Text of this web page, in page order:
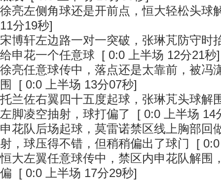
徐亮左侧角球还是开前点，恒大轻松头球
11分19秒]
宋博轩左边路一对一突破，张琳芃防守时
给申花一个任意球 [ 0:0 上半场 12分21秒]
徐亮任意球传中，落点还是太靠前，被冯
围 [ 0:0 上半场 13分07秒]
托兰佐右翼四十五度起球，张琳芃头球解
左脚凌空抽射，球打偏了 [ 0:0 上半场 14
申花队后场起球，莫雷诺禁区线上胸部回
射，球压得不错，但稍稍偏出了球门 [
恒大左翼任意球传中，禁区内申花队解围
偏 [ 0:0 上半场 17分29秒]